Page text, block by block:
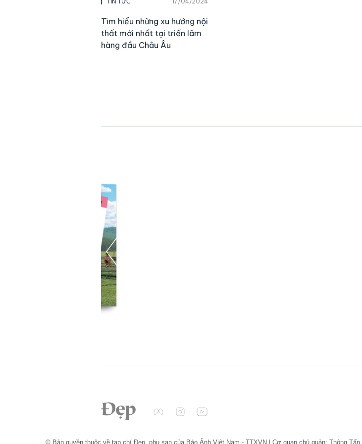
Tìm hiểu những xu hướng nội
thất mới nhất tại triển lãm
hàng đầu Châu Âu
© Bản quyền thuộc về tạp chí Đẹp, phụ san của Báo Ảnh Việt Nam - TTXVN | Cơ quan chủ quản: Thông